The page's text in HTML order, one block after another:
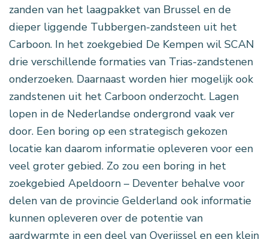
zanden van het laagpakket van Brussel en de
dieper liggende Tubbergen-zandsteen uit het
Carboon. In het zoekgebied De Kempen wil SCAN
drie verschillende formaties van Trias-zandstenen
onderzoeken. Daarnaast worden hier mogelijk ook
zandstenen uit het Carboon onderzocht. Lagen
lopen in de Nederlandse ondergrond vaak ver
door. Een boring op een strategisch gekozen
locatie kan daarom informatie opleveren voor een
veel groter gebied. Zo zou een boring in het
zoekgebied Apeldoorn – Deventer behalve voor
delen van de provincie Gelderland ook informatie
kunnen opleveren over de potentie van
aardwarmte in een deel van Overijssel en een klein